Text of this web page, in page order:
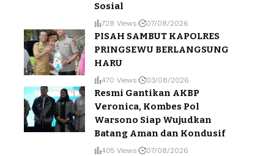
Sosial
728 Views 07/08/2026
PISAH SAMBUT KAPOLRES
PRINGSEWU BERLANGSUNG
HARU
470 Views 03/08/2026
Resmi Gantikan AKBP
Veronica, Kombes Pol
Warsono Siap Wujudkan
Batang Aman dan Kondusif
405 Views 07/08/2026